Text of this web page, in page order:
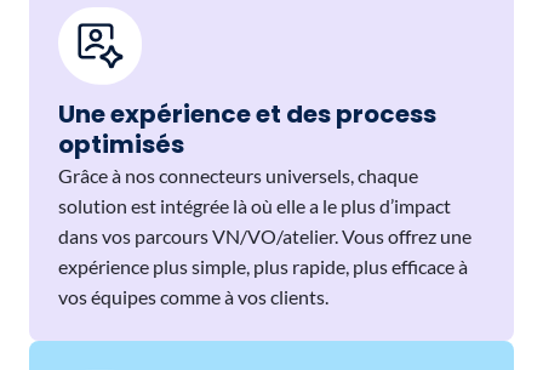
Une expérience et des process
optimisés
Grâce à nos connecteurs universels, chaque
solution est intégrée là où elle a le plus d’impact
dans vos parcours VN/VO/atelier. Vous offrez une
expérience plus simple, plus rapide, plus efficace à
vos équipes comme à vos clients.